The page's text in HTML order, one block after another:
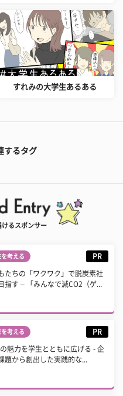
すれみの大学生あるある
するタグ
るスポンサー
を考える PR
たちの「ワクワク」で脱炭素社
指す – 「みんなで減CO2（ゲ...
を考える PR
魅力を学生とともに広げる - 企
題から創出した実践的な...